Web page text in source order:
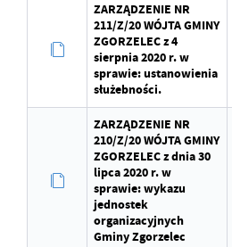
ZARZĄDZENIE NR
211/Z/20 WÓJTA GMINY
ZGORZELEC z 4
sierpnia 2020 r. w
sprawie: ustanowienia
służebności.
ZARZĄDZENIE NR
210/Z/20 WÓJTA GMINY
ZGORZELEC z dnia 30
lipca 2020 r. w
sprawie: wykazu
jednostek
organizacyjnych
Gminy Zgorzelec